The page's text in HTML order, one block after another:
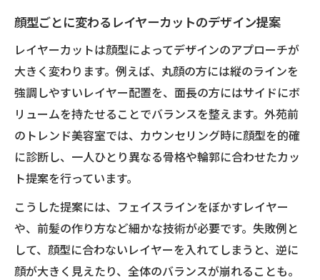
顔型ごとに変わるレイヤーカットのデザイン提案
レイヤーカットは顔型によってデザインのアプローチが
大きく変わります。例えば、丸顔の方には縦のラインを
強調しやすいレイヤー配置を、面長の方にはサイドにボ
リュームを持たせることでバランスを整えます。外苑前
のトレンド美容室では、カウンセリング時に顔型を的確
に診断し、一人ひとり異なる骨格や輪郭に合わせたカッ
ト提案を行っています。
こうした提案には、フェイスラインをぼかすレイヤー
や、前髪の作り方など細かな技術が必要です。失敗例と
して、顔型に合わないレイヤーを入れてしまうと、逆に
顔が大きく見えたり、全体のバランスが崩れることも。